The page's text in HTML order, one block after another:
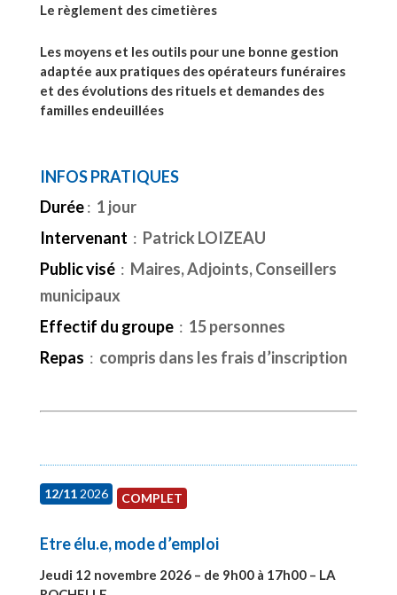
Le règlement des cimetières
Les moyens et les outils pour une bonne gestion
adaptée aux pratiques des opérateurs funéraires
et des évolutions des rituels et demandes des
familles endeuillées
INFOS PRATIQUES
Durée: 1 jour
Intervenant : Patrick LOIZEAU
Public visé : Maires, Adjoints, Conseillers
municipaux
Effectif du groupe: 15 personnes
Repas : compris dans les frais d’inscription
12/112026 COMPLET
Etre élu.e, mode d’emploi
Jeudi 12 novembre 2026 – de 9h00 à 17h00 – LA